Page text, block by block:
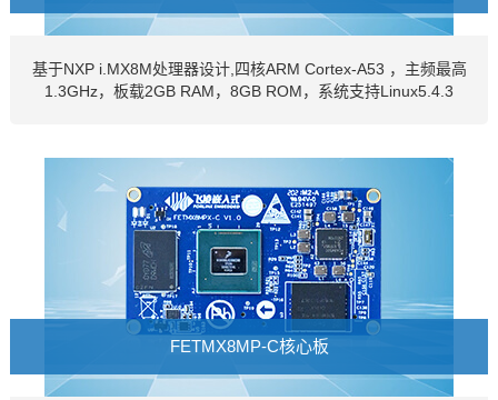
基于NXP i.MX8M处理器设计,四核ARM Cortex-A53 ，主频最高
1.3GHz，板载2GB RAM，8GB ROM， 系统支持Linux5.4.3
FETMX8MP-C核心板